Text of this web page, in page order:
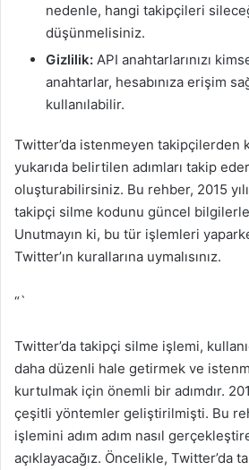
nedenle, hangi takipçileri
düşünmelisiniz.
Gizlilik: API anahtarlarınızı
anahtarlar, hesabınıza erişim
kullanılabilir.
Twitter’da istenmeyen takipçilerden
yukarıda belirtilen adımları takip
oluşturabilirsiniz. Bu rehber, 2015
takipçi silme kodunu güncel bilgilerle
Unutmayın ki, bu tür işlemleri
Twitter’ın kurallarına uymalısınız.
“`
Twitter’da takipçi silme işlemi,
daha düzenli hale getirmek ve
kurtulmak için önemli bir adımdır.
çeşitli yöntemler geliştirilmişti. Bu
işlemini adım adım nasıl
açıklayacağız. Öncelikle, Twitter’da